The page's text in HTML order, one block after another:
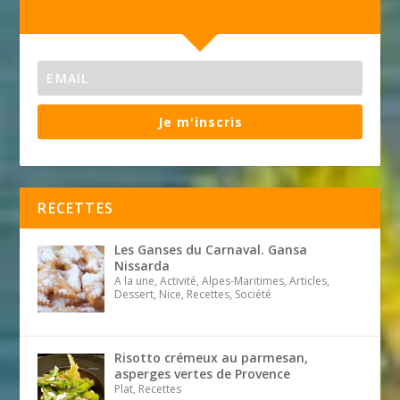
Je m'inscris
RECETTES
Les Ganses du Carnaval. Gansa
Nissarda
A la une, Activité, Alpes-Maritimes, Articles,
Dessert, Nice, Recettes, Société
Risotto crémeux au parmesan,
asperges vertes de Provence
Plat, Recettes